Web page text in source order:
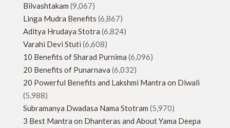
Bilvashtakam (9,067)
Linga Mudra Benefits (6,867)
Aditya Hrudaya Stotra (6,824)
Varahi Devi Stuti (6,608)
10 Benefits of Sharad Purnima (6,096)
20 Benefits of Punarnava (6,032)
20 Powerful Benefits and Lakshmi Mantra on Diwali
(5,988)
Subramanya Dwadasa Nama Stotram (5,970)
3 Best Mantra on Dhanteras and About Yama Deepa